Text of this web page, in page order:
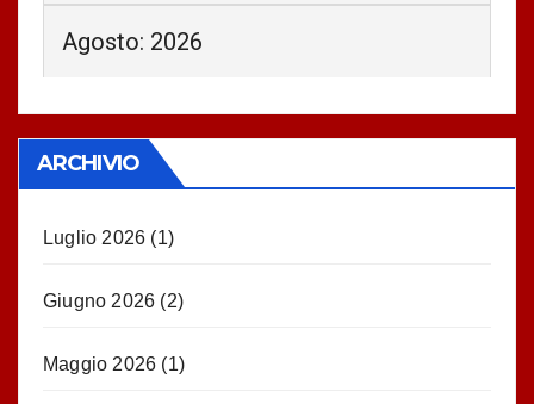
Agosto: 2026
ARCHIVIO
Luglio 2026 (1)
Giugno 2026 (2)
Maggio 2026 (1)